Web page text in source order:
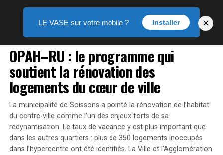
PUBLIREPORTAGE
OPAH–RU : le programme qui
soutient la rénovation des
logements du cœur de ville
La municipalité de Soissons a pointé la rénovation de l’habitat
du centre-ville comme l’un des enjeux forts de sa
redynamisation. Le taux de vacance y est plus important que
dans les autres quartiers : plus de 350 logements inoccupés
dans l’hypercentre ont été identifiés. La Ville et l’Agglomération
LE VASE sur votre mobile ? Installer ×